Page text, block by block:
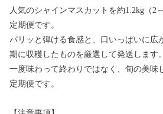
人気のシャインマスカットを約1.2kg（2
定期便です。
パリッと弾ける食感と、口いっぱいに広
期に収穫したものを厳選して発送します。
一度味わって終わりではなく、旬の美味
定期便です。